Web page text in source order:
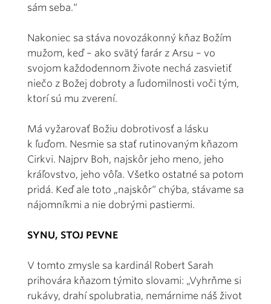
sám seba.“
Nakoniec sa stáva novozákonný kňaz Božím
mužom, keď – ako svätý farár z Arsu – vo
svojom každodennom živote nechá zasvietiť
niečo z Božej dobroty a ľudomilnosti voči tým,
ktorí sú mu zverení.
Má vyžarovať Božiu dobrotivosť a lásku
k ľuďom. Nesmie sa stať rutinovaným kňazom
Cirkvi. Najprv Boh, najskôr jeho meno, jeho
kráľovstvo, jeho vôľa. Všetko ostatné sa potom
pridá. Keď ale toto „najskôr“ chýba, stávame sa
nájomníkmi a nie dobrými pastiermi.
SYNU, STOJ PEVNE
V tomto zmysle sa kardinál Robert Sarah
prihovára kňazom týmito slovami: „Vyhrňme si
rukávy, drahí spolubratia, nemárnime náš život